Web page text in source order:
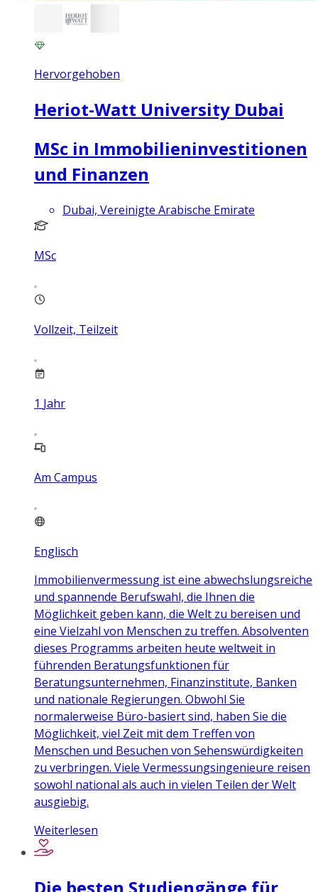
Hervorgehoben
Heriot-Watt University Dubai
MSc in Immobilieninvestitionen
und Finanzen
Dubai, Vereinigte Arabische Emirate
MSc
Vollzeit, Teilzeit
1 Jahr
Am Campus
Englisch
Immobilienvermessung ist eine abwechslungsreiche
und spannende Berufswahl, die Ihnen die
Möglichkeit geben kann, die Welt zu bereisen und
eine Vielzahl von Menschen zu treffen. Absolventen
dieses Programms arbeiten heute weltweit in
führenden Beratungsfunktionen für
Beratungsunternehmen, Finanzinstitute, Banken
und nationale Regierungen. Obwohl Sie
normalerweise Büro-basiert sind, haben Sie die
Möglichkeit, viel Zeit mit dem Treffen von
Menschen und Besuchen von Sehenswürdigkeiten
zu verbringen. Viele Vermessungsingenieure reisen
sowohl national als auch in vielen Teilen der Welt
ausgiebig.
Weiterlesen